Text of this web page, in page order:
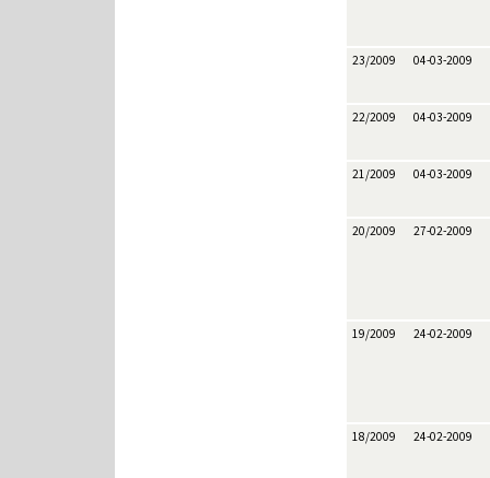
23/2009 04-03-2009
22/2009 04-03-2009
21/2009 04-03-2009
20/2009 27-02-2009
19/2009 24-02-2009
18/2009 24-02-2009